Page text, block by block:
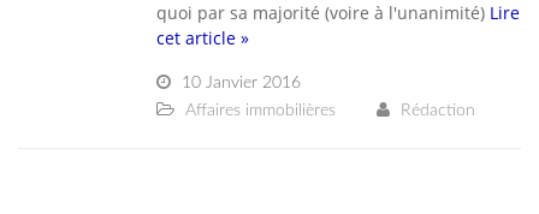
quoi par sa majorité (voire à l'unanimité) Lire
cet article »
10 Janvier 2016
Affaires immobilières
Rédaction